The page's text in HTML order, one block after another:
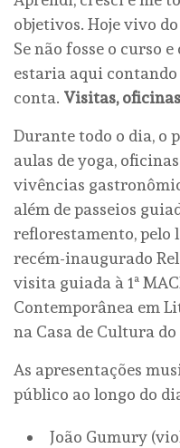
objetivos. Hoje vivo
Se não fosse o curso
estaria aqui
conta. Visitas,
Durante todo o dia, o
aulas de yoga,
vivências
além de passeios
reflorestamento, pelo
recém-inaugurado
visita guiada à 1ª
Contemporânea em
na Casa de Cultura
As apresentações
público ao longo do
João Gumury